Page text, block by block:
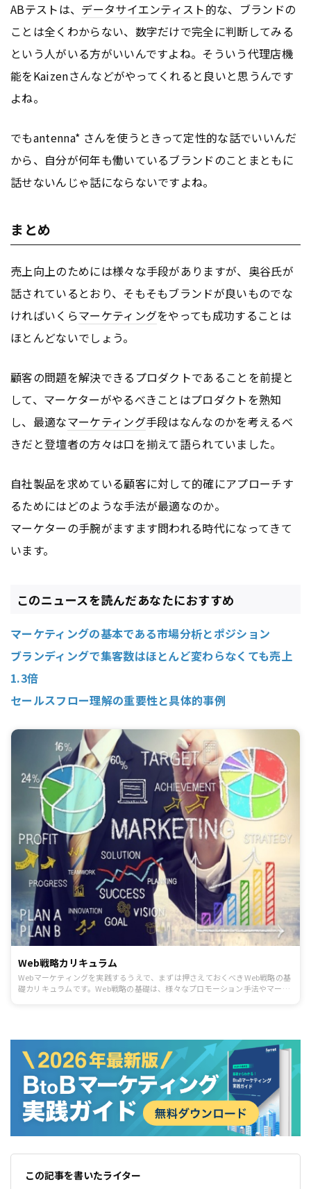
ABテストは、 データサイエンティスト的な、ブランドの
ことは全くわからない、数字だけで完全に判断してみる
という人がいる方がいいんですよね。そういう代理店機
能をKaizenさんなどがやってくれると良いと思うんです
よね。
でもantenna* さんを使うときって定性的な話でいいんだ
から、自分が何年も働いているブランドのことまともに
話せないんじゃ話にならないですよね。
まとめ
売上向上のためには様々な手段がありますが、奥谷氏が
話されているとおり、そもそもブランドが良いものでな
ければいくらマーケティングをやっても成功することは
ほとんどないでしょう。
顧客の問題を解決できるプロダクトであることを前提と
して、マーケターがやるべきことはプロダクトを熟知
し、最適なマーケティング手段はなんなのかを考えるべ
きだと登壇者の方々は口を揃えて語られていました。
自社製品を求めている顧客に対して的確にアプローチす
るためにはどのような手法が最適なのか。
マーケターの手腕がますます問われる時代になってきて
います。
このニュースを読んだあなたにおすすめ
マーケティングの基本である市場分析とポジション
ブランディングで集客数はほとんど変わらなくても売上
1.3倍
セールスフロー理解の重要性と具体的事例
Web戦略カリキュラム
Webマーケティングを実践するうえで、まずは押さえておくべきWeb戦略の基
礎カリキュラムです。Web戦略の基礎は、様々なプロモーション手法やマーケ
この記事を書いたライター